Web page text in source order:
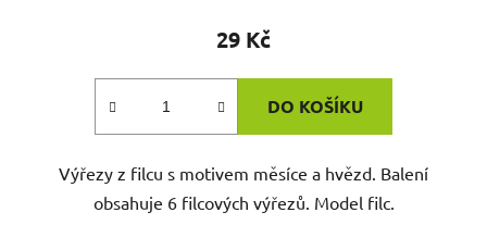
29 Kč
DO KOŠÍKU
Výřezy z filcu s motivem měsíce a hvězd. Balení
obsahuje 6 filcových výřezů. Model filc.